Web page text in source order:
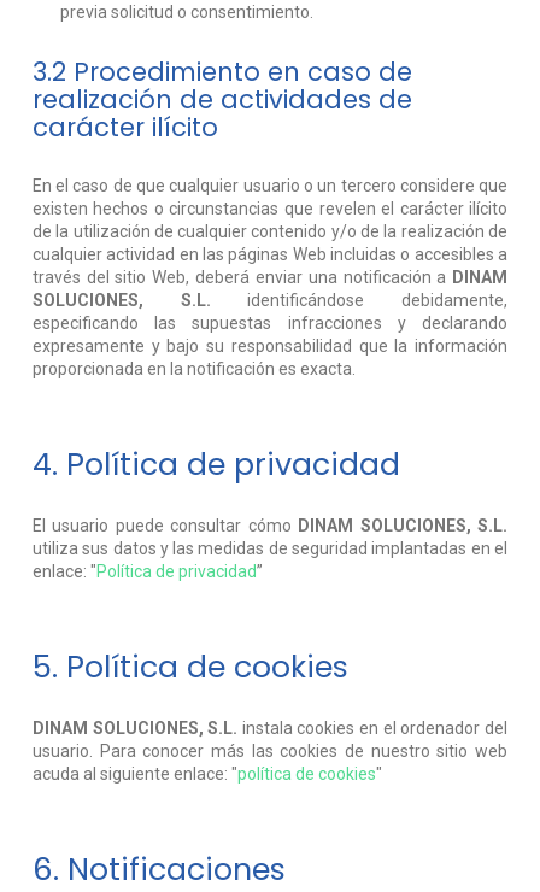
previa solicitud o consentimiento.
3.2 Procedimiento en caso de
realización de actividades de
carácter ilícito
En el caso de que cualquier usuario o un tercero considere que
existen hechos o circunstancias que revelen el carácter ilícito
de la utilización de cualquier contenido y/o de la realización de
cualquier actividad en las páginas Web incluidas o accesibles a
través del sitio Web, deberá enviar una notificación a DINAM
SOLUCIONES, S.L. identificándose debidamente,
especificando las supuestas infracciones y declarando
expresamente y bajo su responsabilidad que la información
proporcionada en la notificación es exacta.
4. Política de privacidad
El usuario puede consultar cómo DINAM SOLUCIONES, S.L.
utiliza sus datos y las medidas de seguridad implantadas en el
enlace: "Política de privacidad”
5. Política de cookies
DINAM SOLUCIONES, S.L. instala cookies en el ordenador del
usuario. Para conocer más las cookies de nuestro sitio web
acuda al siguiente enlace: "política de cookies"
6. Notificaciones